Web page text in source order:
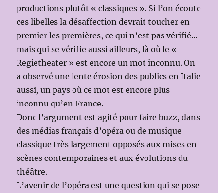
productions plutôt « classiques ». Si l’on écoute
ces libelles la désaffection devrait toucher en
premier les premières, ce qui n’est pas vérifié…
mais qui se vérifie aussi ailleurs, là où le «
Regietheater » est encore un mot inconnu. On
a observé une lente érosion des publics en Italie
aussi, un pays où ce mot est encore plus
inconnu qu’en France.
Donc l’argument est agité pour faire buzz, dans
des médias français d’opéra ou de musique
classique très largement opposés aux mises en
scènes contemporaines et aux évolutions du
théâtre.
L’avenir de l’opéra est une question qui se pose